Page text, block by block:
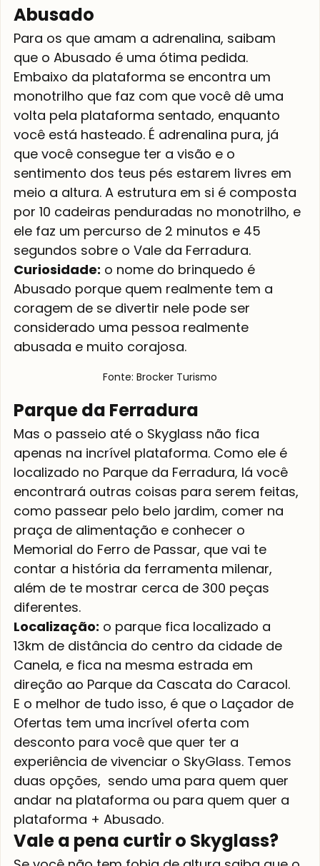
Abusado
Para os que amam a adrenalina, saibam
que o Abusado é uma ótima pedida.
Embaixo da plataforma se encontra um
monotrilho que faz com que você dê uma
volta pela plataforma sentado, enquanto
você está hasteado. É adrenalina pura, já
que você consegue ter a visão e o
sentimento dos teus pés estarem livres em
meio a altura. A estrutura em si é composta
por 10 cadeiras penduradas no monotrilho, e
ele faz um percurso de 2 minutos e 45
segundos sobre o Vale da Ferradura.
Curiosidade: o nome do brinquedo é
Abusado porque quem realmente tem a
coragem de se divertir nele pode ser
considerado uma pessoa realmente
abusada e muito corajosa.
Fonte: Brocker Turismo
Parque da Ferradura
Mas o passeio até o Skyglass não fica
apenas na incrível plataforma. Como ele é
localizado no Parque da Ferradura, lá você
encontrará outras coisas para serem feitas,
como passear pelo belo jardim, comer na
praça de alimentação e conhecer o
Memorial do Ferro de Passar, que vai te
contar a história da ferramenta milenar,
além de te mostrar cerca de 300 peças
diferentes.
Localização: o parque fica localizado a
13km de distância do centro da cidade de
Canela, e fica na mesma estrada em
direção ao Parque da Cascata do Caracol.
E o melhor de tudo isso, é que o Laçador de
Ofertas tem uma incrível oferta com
desconto para você que quer ter a
experiência de vivenciar o SkyGlass. Temos
duas opções,  sendo uma para quem quer
andar na plataforma ou para quem quer a
plataforma + Abusado.
Vale a pena curtir o Skyglass?